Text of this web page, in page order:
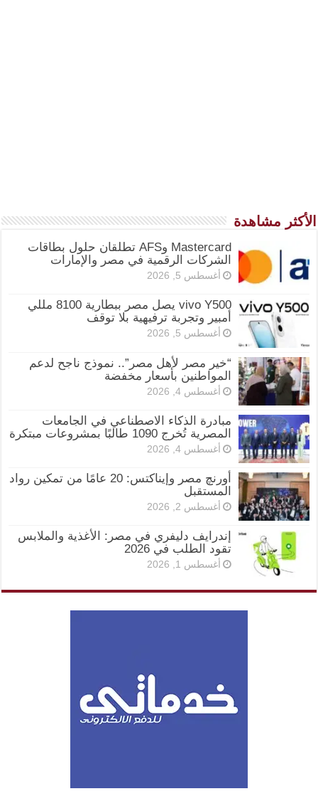
الأكثر مشاهدة
Mastercard وAFS تطلقان حلول بطاقات
الشركات الرقمية في مصر والإمارات
أغسطس 5, 2026
vivo Y500 يصل مصر ببطارية 8100 مللي
أمبير وتجربة ترفيهية بلا توقف
أغسطس 5, 2026
“خير مصر لأهل مصر”.. نموذج ناجح لدعم
المواطنين بأسعار مخفضة
أغسطس 4, 2026
مبادرة الذكاء الاصطناعي في الجامعات
المصرية تُخرج 1090 طالبًا بمشروعات مبتكرة
أغسطس 4, 2026
أورنچ مصر وإيناكتس: 20 عامًا من تمكين رواد
المستقبل
أغسطس 2, 2026
إندرايف دليفري في مصر: الأغذية والملابس
تقود الطلب في 2026
أغسطس 1, 2026